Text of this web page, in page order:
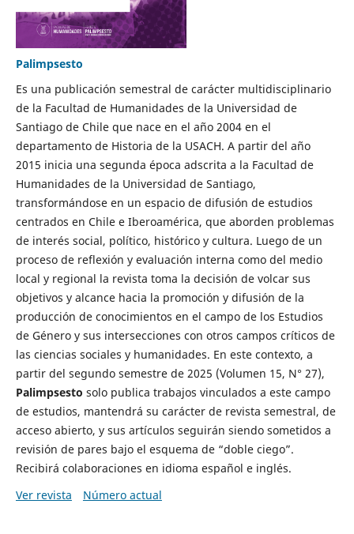
Palimpsesto
Es una publicación semestral de carácter multidisciplinario
de la Facultad de Humanidades de la Universidad de
Santiago de Chile que nace en el año 2004 en el
departamento de Historia de la USACH. A partir del año
2015 inicia una segunda época adscrita a la Facultad de
Humanidades de la Universidad de Santiago,
transformándose en un espacio de difusión de estudios
centrados en Chile e Iberoamérica, que aborden problemas
de interés social, político, histórico y cultura. Luego de un
proceso de reflexión y evaluación interna como del medio
local y regional la revista toma la decisión de volcar sus
objetivos y alcance hacia la promoción y difusión de la
producción de conocimientos en el campo de los Estudios
de Género y sus intersecciones con otros campos críticos de
las ciencias sociales y humanidades. En este contexto, a
partir del segundo semestre de 2025 (Volumen 15, N° 27),
Palimpsesto solo publica trabajos vinculados a este campo
de estudios, mantendrá su carácter de revista semestral, de
acceso abierto, y sus artículos seguirán siendo sometidos a
revisión de pares bajo el esquema de “doble ciego”.
Recibirá colaboraciones en idioma español e inglés.
Ver revista
Número actual